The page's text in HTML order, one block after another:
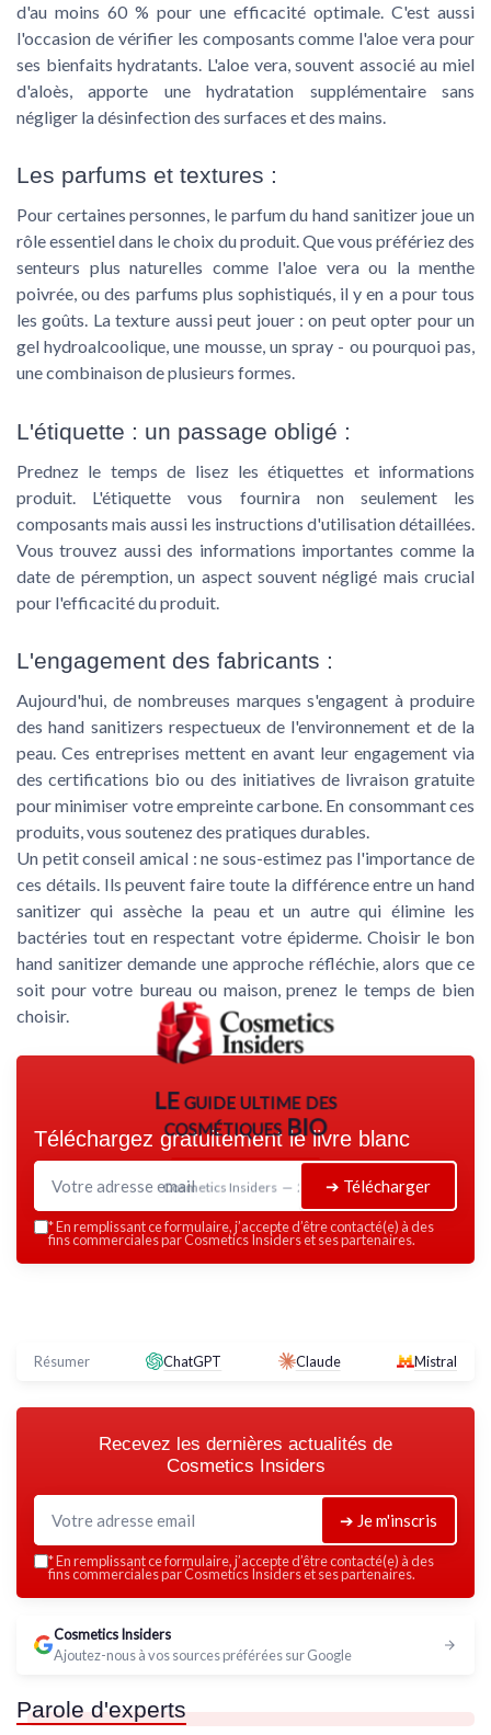
d'au moins 60 % pour une efficacité optimale. C'est aussi
l'occasion de vérifier les composants comme l'aloe vera pour
ses bienfaits hydratants. L'aloe vera, souvent associé au miel
d'aloès, apporte une hydratation supplémentaire sans
négliger la désinfection des surfaces et des mains.
Les parfums et textures :
Pour certaines personnes, le parfum du hand sanitizer joue un
rôle essentiel dans le choix du produit. Que vous préfériez des
senteurs plus naturelles comme l'aloe vera ou la menthe
poivrée, ou des parfums plus sophistiqués, il y en a pour tous
les goûts. La texture aussi peut jouer : on peut opter pour un
gel hydroalcoolique, une mousse, un spray - ou pourquoi pas,
une combinaison de plusieurs formes.
L'étiquette : un passage obligé :
Prednez le temps de lisez les étiquettes et informations
produit. L'étiquette vous fournira non seulement les
composants mais aussi les instructions d'utilisation détaillées.
Vous trouvez aussi des informations importantes comme la
date de péremption, un aspect souvent négligé mais crucial
pour l'efficacité du produit.
L'engagement des fabricants :
Aujourd'hui, de nombreuses marques s'engagent à produire
des hand sanitizers respectueux de l'environnement et de la
peau. Ces entreprises mettent en avant leur engagement via
des certifications bio ou des initiatives de livraison gratuite
pour minimiser votre empreinte carbone. En consommant ces
produits, vous soutenez des pratiques durables.
Un petit conseil amical : ne sous-estimez pas l'importance de
ces détails. Ils peuvent faire toute la différence entre un hand
sanitizer qui assèche la peau et un autre qui élimine les
bactéries tout en respectant votre épiderme. Choisir le bon
hand sanitizer demande une approche réfléchie, alors que ce
soit pour votre bureau ou maison, prenez le temps de bien
choisir.
LE guide ultime des
cosmétiques BIO
Cosmetics Insiders — 2026
Téléchargez gratuitement le livre blanc
➔ Télécharger
*En remplissant ce formulaire, j’accepte d’être contacté(e) à des
fins commerciales par Cosmetics Insiders et ses partenaires.
Résumer ChatGPT Claude Mistral
Recevez les dernières actualités de
Cosmetics Insiders
➔ Je m'inscris
*En remplissant ce formulaire, j’accepte d’être contacté(e) à des
fins commerciales par Cosmetics Insiders et ses partenaires.
Cosmetics Insiders
Ajoutez-nous à vos sources préférées sur Google
Parole d'experts